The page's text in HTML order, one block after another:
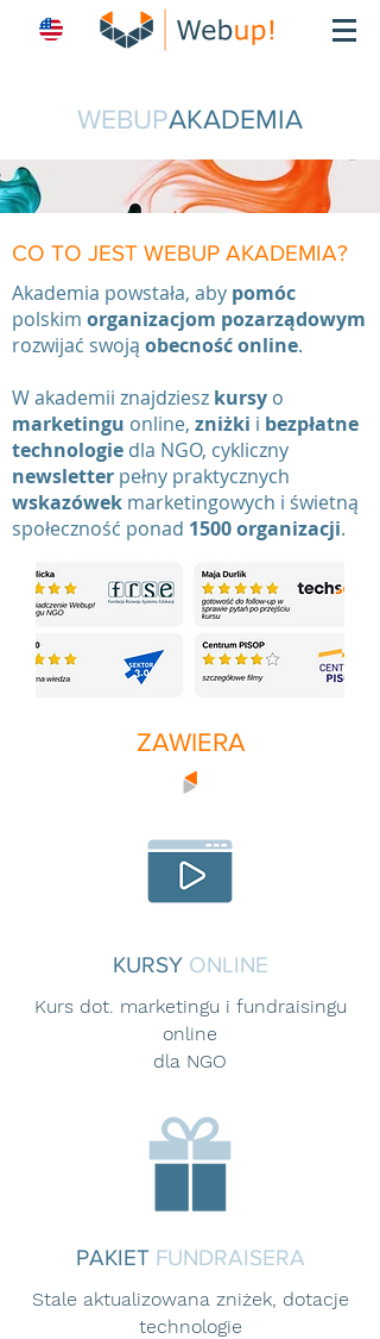
WEBUPAKADEMIA
CO TO JEST WEBUP AKADEMIA?
Akademia powstała, aby pomóc
polskim organizacjom pozarządowym
rozwijać swoją obecność online.
W akademii znajdziesz kursy o
marketingu online, zniżki i bezpłatne
technologie dla NGO, cykliczny
newsletter pełny praktycznych
wskazówek marketingowych i świetną
społeczność ponad 1500 organizacji.
ZAWIERA
KURSY ONLINE
Kurs dot. marketingu i fundraisingu
online
dla NGO
PAKIET FUNDRAISERA
Stale aktualizowana zniżek, dotacje
technologie